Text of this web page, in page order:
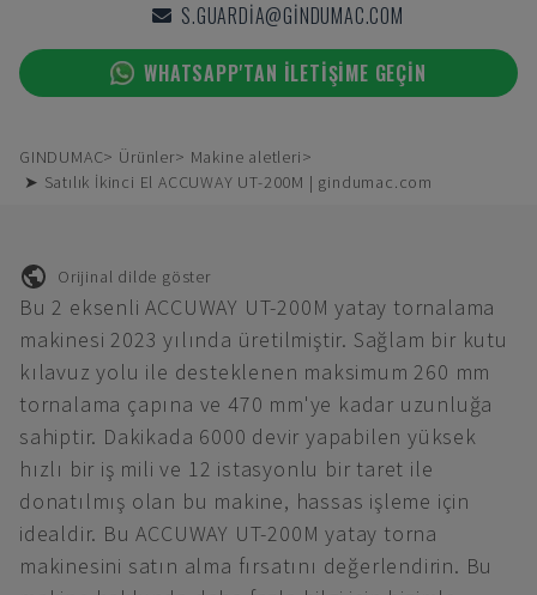
S.GUARDIA@GINDUMAC.COM
WHATSAPP'TAN ILETIŞIME GEÇIN
GINDUMAC Ürünler
Makine aletleri
➤ Satılık İkinci El ACCUWAY UT-200M | gindumac.com
Orijinal dilde göster
Bu 2 eksenli ACCUWAY UT-200M yatay tornalama
makinesi 2023 yılında üretilmiştir. Sağlam bir kutu
kılavuz yolu ile desteklenen maksimum 260 mm
tornalama çapına ve 470 mm'ye kadar uzunluğa
sahiptir. Dakikada 6000 devir yapabilen yüksek
hızlı bir iş mili ve 12 istasyonlu bir taret ile
donatılmış olan bu makine, hassas işleme için
idealdir. Bu ACCUWAY UT-200M yatay torna
makinesini satın alma fırsatını değerlendirin. Bu